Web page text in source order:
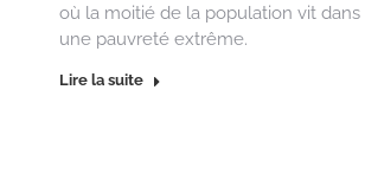
où la moitié de la population vit dans
une pauvreté extrême.
Lire la suite